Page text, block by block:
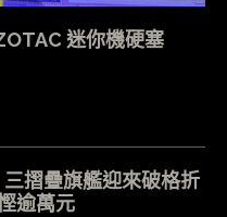
迷你機硬塞
三摺疊旗艦迎來破格折
逾萬元